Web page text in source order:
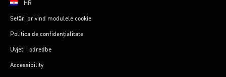
HR
Setări privind modulele cookie
Politica de confidențialitate
Uvjeti i odredbe
Accessibility